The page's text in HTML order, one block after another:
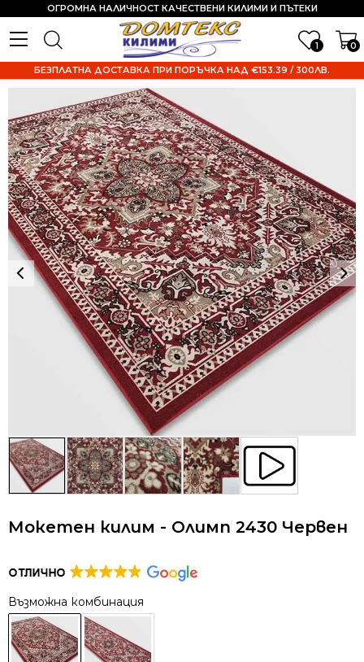
1 0
ОГРОМНА НАЛИЧНОСТ КАЧЕСТВЕНИ КИЛИМИ И ПЪТЕКИ
БЕЗПЛАТНА ДОСТАВКА ПРИ ПОРЪЧКА НАД €153.39 / 300ЛВ.
Мокетен килим - Олимп 2430 Червен
Възможна комбинация